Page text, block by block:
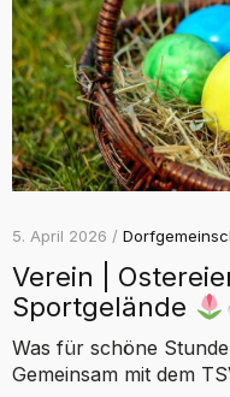
5. April 2026 /
Verein |
Sportgelände
Was für schöne
Gemeinsam mit dem